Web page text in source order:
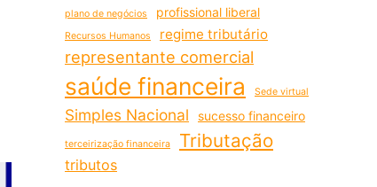
plano de negócios profissional liberal
Recursos Humanos regime tributário
representante comercial
saúde financeira Sede virtual
Simples Nacional sucesso financeiro
terceirização financeira Tributação
tributos